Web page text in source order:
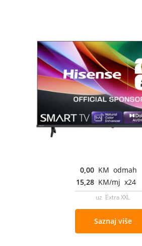
0,00 KM odmah
15,28 KM/mj x24
uz Extra XXL
Saznaj više